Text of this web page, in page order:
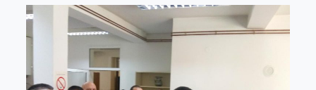
e
I
s
p
a